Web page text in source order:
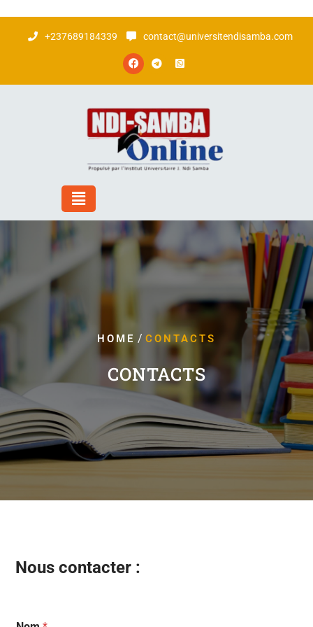
+237689184339 contact@universitendisamba.com
HOME / CONTACTS
CONTACTS
Nous contacter :